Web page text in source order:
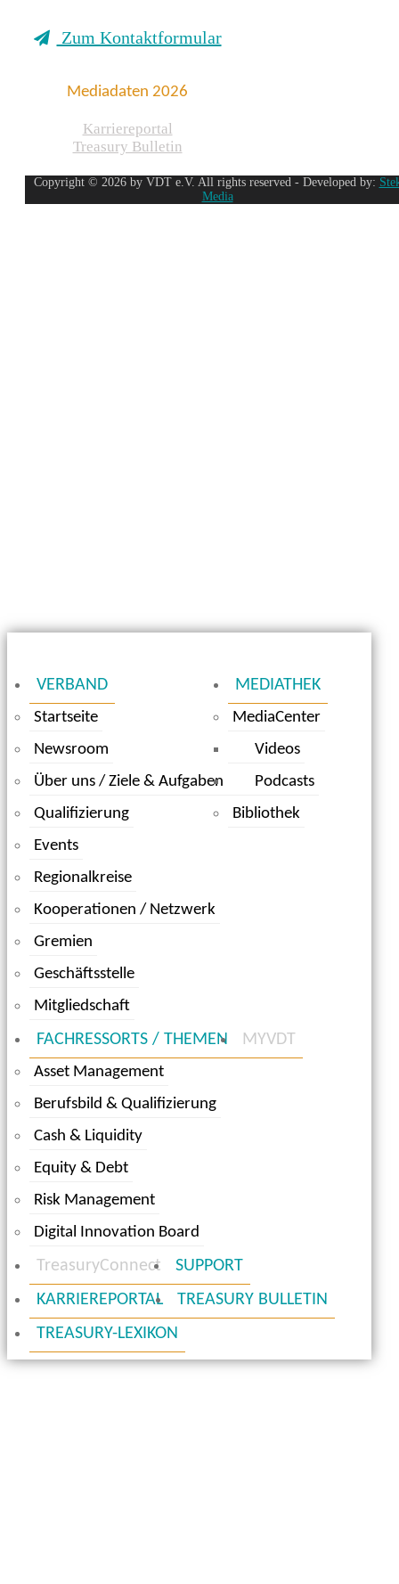
Zum Kontaktformular
Mediadaten 2026
Karriereportal
Treasury Bulletin
Copyright © 2026 by VDT e.V. All rights reserved - Developed by:
Media
VERBAND
Startseite
Newsroom
Über uns / Ziele & Aufgaben
Qualifizierung
Events
Regionalkreise
Kooperationen / Netzwerk
Gremien
Geschäftsstelle
Mitgliedschaft
MEDIATHEK
MediaCenter
Videos
Podcasts
Bibliothek
FACHRESSORTS / THEMEN
Asset Management
Berufsbild & Qualifizierung
Cash & Liquidity
Equity & Debt
Risk Management
Digital Innovation Board
MYVDT
TreasuryConnect
SUPPORT
KARRIEREPORTAL
TREASURY BULLETIN
TREASURY-LEXIKON